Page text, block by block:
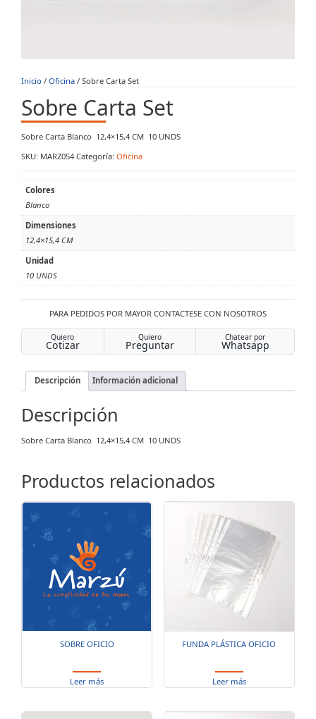
Inicio / Oficina / Sobre Carta Set
Sobre Carta Set
Sobre Carta Blanco 12,4×15,4 CM 10 UNDS
SKU: MARZ054 Categoría: Oficina
Colores
Blanco
Dimensiones
12,4×15,4 CM
Unidad
10 UNDS
PARA PEDIDOS POR MAYOR CONTACTESE CON NOSOTROS
Quiero
Cotizar
Quiero
Preguntar
Chatear por
Whatsapp
Descripción Información adicional
Descripción
Sobre Carta Blanco 12,4×15,4 CM 10 UNDS
Productos relacionados
SOBRE OFICIO
Leer más
FUNDA PLÁSTICA OFICIO
Leer más